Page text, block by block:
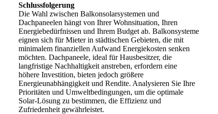
Schlussfolgerung
Die Wahl zwischen Balkonsolarsystemen und
Dachpaneelen hängt von Ihrer Wohnsituation, Ihren
Energiebedürfnissen und Ihrem Budget ab. Balkonsysteme
eignen sich für Mieter in städtischen Gebieten, die mit
minimalem finanziellen Aufwand Energiekosten senken
möchten. Dachpaneele, ideal für Hausbesitzer, die
langfristige Nachhaltigkeit anstreben, erfordern eine
höhere Investition, bieten jedoch größere
Energieunabhängigkeit und Rendite. Analysieren Sie Ihre
Prioritäten und Umweltbedingungen, um die optimale
Solar-Lösung zu bestimmen, die Effizienz und
Zufriedenheit gewährleistet.